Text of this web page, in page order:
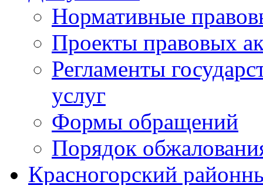
Нормативные
Проекты правовых
Регламенты
услуг
Формы обращений
Порядок
Красногорский